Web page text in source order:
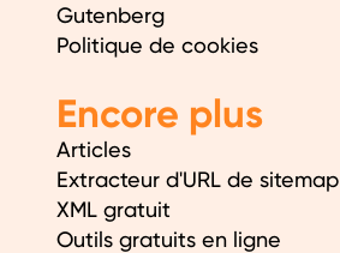
Gutenberg
Politique de cookies
Encore plus
Articles
Extracteur d'URL de sitemap
XML gratuit
Outils gratuits en ligne